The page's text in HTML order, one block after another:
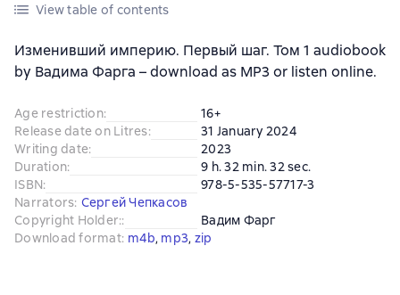
View table of contents
Изменивший империю. Первый шаг. Том 1 audiobook
by Вадима Фарга – download as MP3 or listen online.
Age restriction:
16+
Release date on Litres:
31 January 2024
Writing date:
2023
Duration:
9 h. 32 min. 32 sec.
ISBN:
978-5-535-57717-3
Narrators: Сергей Чепкасов
Copyright Holder::
Вадим Фарг
Download format: m4b, mp3, zip